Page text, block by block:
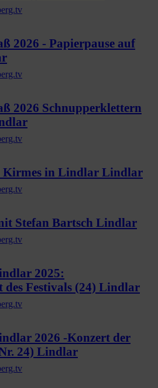
2026 - Papierpause auf
2026 Schnupperklettern
Kirmes in Lindlar Lindlar
Stefan Bartsch Lindlar
2025:
des Festivals (24) Lindlar
2026 -Konzert der
24) Lindlar